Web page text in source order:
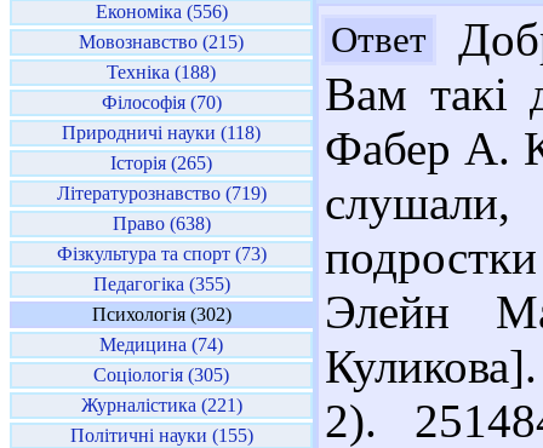
Економіка (556)
Мовознавство (215)
Техніка (188)
Філософія (70)
Природничі науки (118)
Історія (265)
Літературознавство (719)
Право (638)
Фізкультура та спорт (73)
Педагогіка (355)
Психологія (302)
Медицина (74)
Соціологія (305)
Журналістика (221)
Політичні науки (155)
Ответ
Вам такі
Фабер А.
Элейн
2).